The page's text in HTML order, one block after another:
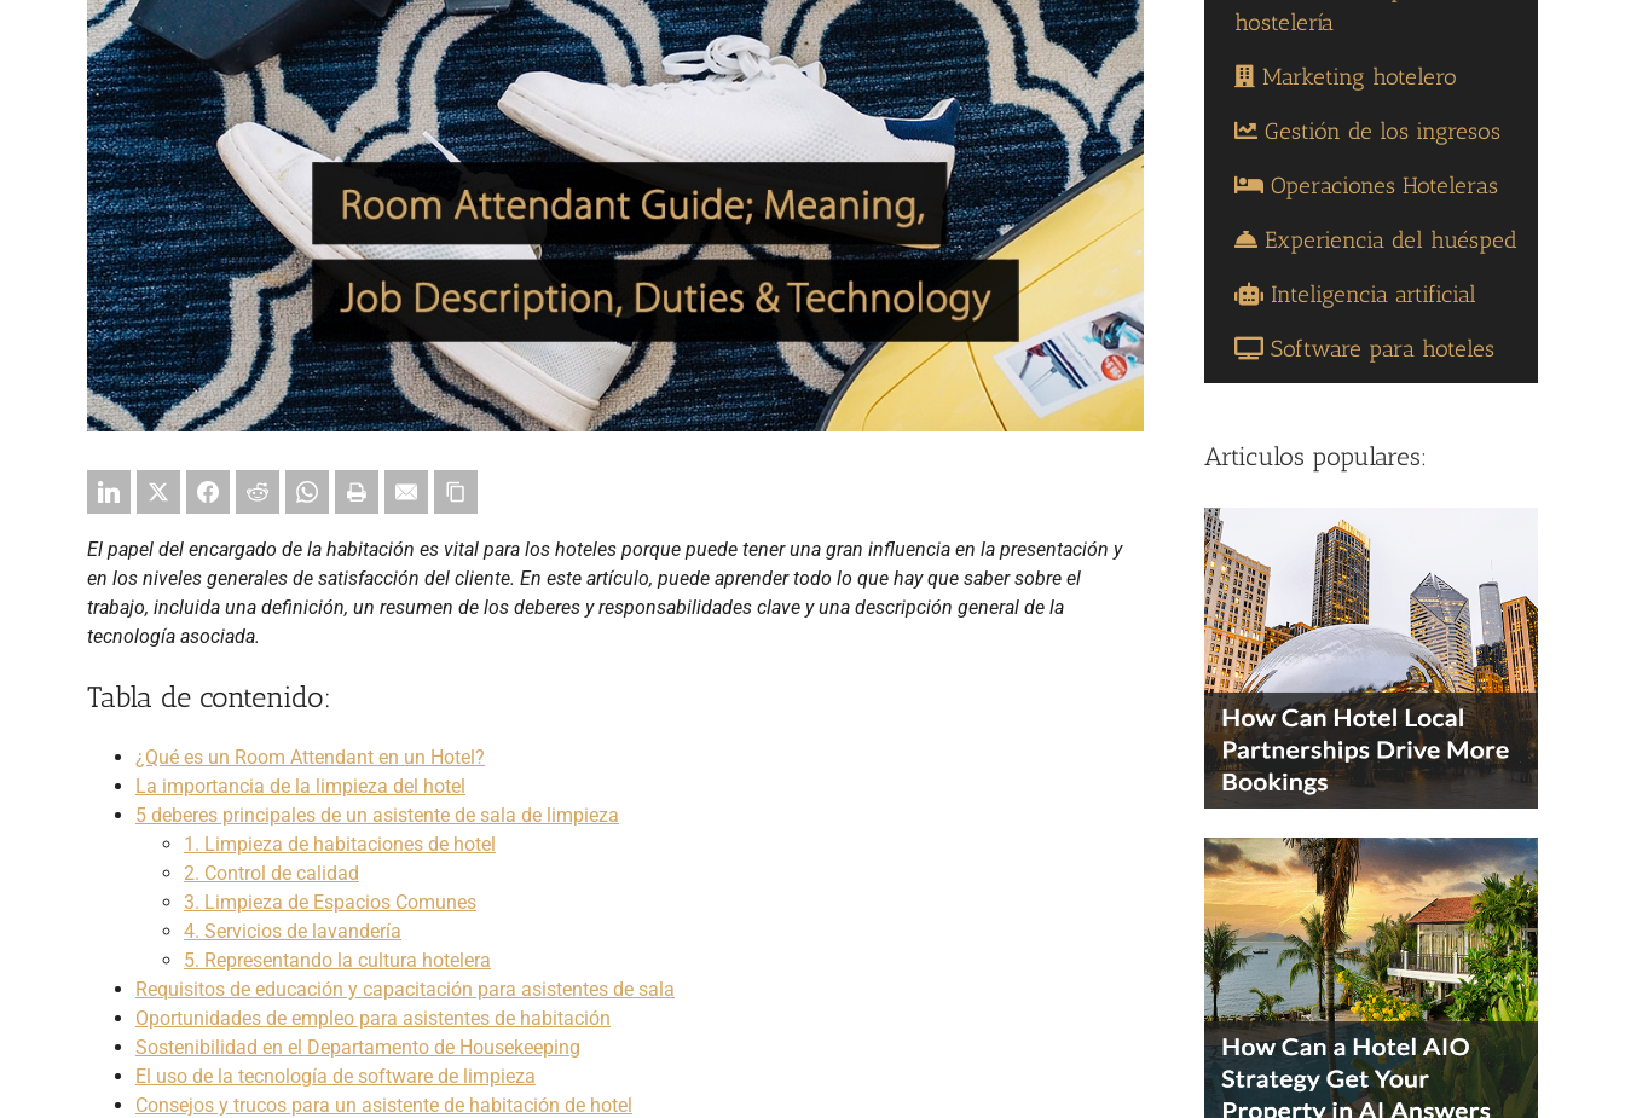
El papel del encargado de la habitación es vital para los hoteles porque puede tener una gran influencia en la presentación y
en los niveles generales de satisfacción del cliente. En este artículo, puede aprender todo lo que hay que saber sobre el
trabajo, incluida una definición, un resumen de los deberes y responsabilidades clave y una descripción general de la
tecnología asociada.
Tabla de contenido:
¿Qué es un Room Attendant en un Hotel?
La importancia de la limpieza del hotel
5 deberes principales de un asistente de sala de limpieza
1. Limpieza de habitaciones de hotel
2. Control de calidad
3. Limpieza de Espacios Comunes
4. Servicios de lavandería
5. Representando la cultura hotelera
Requisitos de educación y capacitación para asistentes de sala
Oportunidades de empleo para asistentes de habitación
Sostenibilidad en el Departamento de Housekeeping
El uso de la tecnología de software de limpieza
Consejos y trucos para un asistente de habitación de hotel
hostelería
Marketing hotelero
Gestión de los ingresos
Operaciones Hoteleras
Experiencia del huésped
Inteligencia artificial
Software para hoteles
Articulos populares: